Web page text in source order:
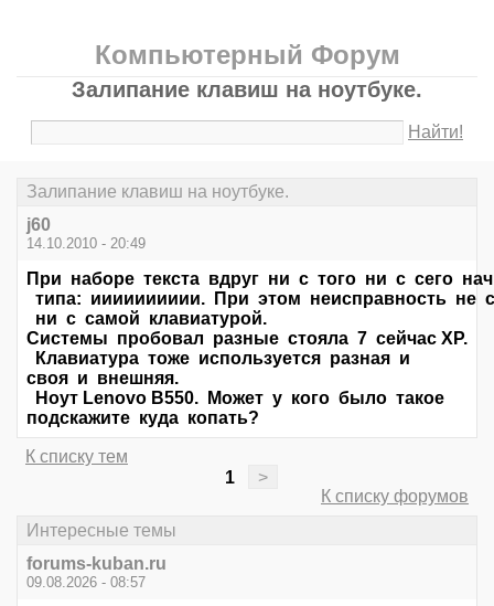
Компьютерный Форум
Залипание клавиш на ноутбуке.
Найти!
Залипание клавиш на ноутбуке.
j60
14.10.2010 - 20:49
При наборе текста вдруг ни с того ни с сего
типа: ииииииииии. При этом неисправность не
ни с самой клавиатурой.
Системы пробовал разные стояла 7 сейчас ХР.
Клавиатура тоже используется разная и
своя и внешняя.
Ноут Lenovo B550. Может у кого было такое
подскажите куда копать?
К списку тем
1
>
К списку форумов
Интересные темы
forums-kuban.ru
09.08.2026 - 08:57